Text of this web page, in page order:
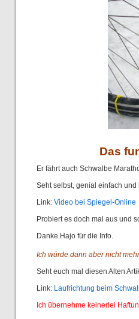
Das
Er fährt auch Schwalbe
Seht selbst, genial einfach und
Link: Video bei Spiegel-Online
Probiert es doch mal aus und
Danke Hajo für die Info.
Ich würde dann aber nicht
Seht euch mal diesen Alten
Link: Laufrichtung beim
Ich übernehme keinerlei